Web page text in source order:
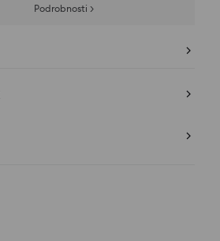
Podrobnosti >